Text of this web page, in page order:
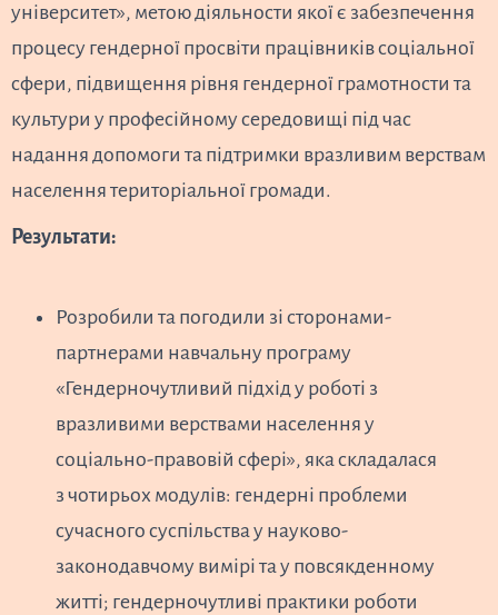
університет», метою діяльности якої є забезпечення
процесу гендерної просвіти працівників соціальної
сфери, підвищення рівня гендерної грамотности та
культури у професійному середовищі під час
надання допомоги та підтримки вразливим верствам
населення територіальної громади.
Результати:
Розробили та погодили зі сторонами-
партнерами навчальну програму
«Гендерночутливий підхід у роботі з
вразливими верствами населення у
соціально-правовій сфері», яка складалася
з чотирьох модулів: гендерні проблеми
сучасного суспільства у науково-
законодавчому вимірі та у повсякденному
житті; гендерночутливі практики роботи